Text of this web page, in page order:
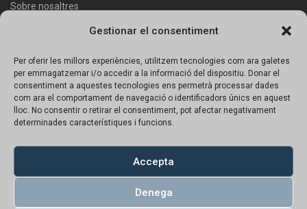
Gestionar el consentiment
Per oferir les millors experiències, utilitzem tecnologies com ara galetes
per emmagatzemar i/o accedir a la informació del dispositiu. Donar el
consentiment a aquestes tecnologies ens permetrà processar dades
com ara el comportament de navegació o identificadors únics en aquest
lloc. No consentir o retirar el consentiment, pot afectar negativament
determinades característiques i funcions.
Accepta
Denega
Sobre nosaltres
Avís legal
Política de protecció de dades
Política de Cookies